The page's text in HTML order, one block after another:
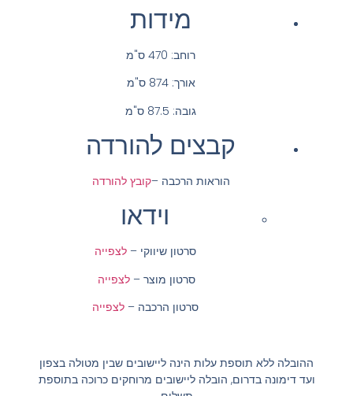
מידות
רוחב: 470 ס"מ
אורך: 874 ס"מ
גובה: 87.5 ס"מ
קבצים להורדה
הוראות הרכבה –קובץ להורדה
וידאו
סרטון שיווקי –לצפייה
סרטון מוצר – לצפייה
סרטון הרכבה –לצפייה
ההובלה ללא תוספת עלות הינה ליישובים שבין מטולה בצפון
ועד דימונה בדרום, הובלה ליישובים מרוחקים כרוכה בתוספת